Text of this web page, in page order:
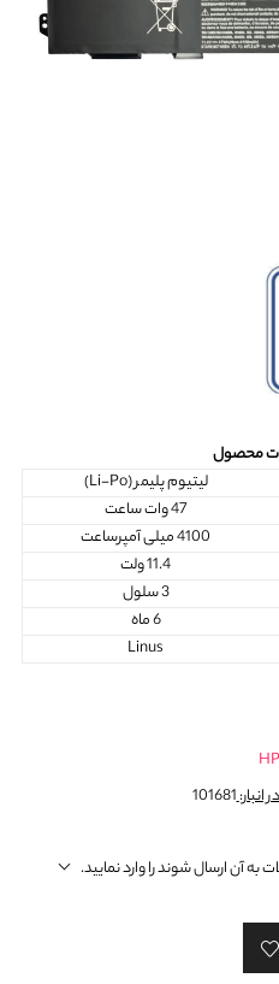
محصول
لیتیوم پلیمر (Li-Po)
47 وات ساعت
4100 میلی آمپرساعت
11.4 ولت
3 سلول
6 ماه
Linus
HP
انبار:101681
آن ارسال شوند را وارد نمایید.